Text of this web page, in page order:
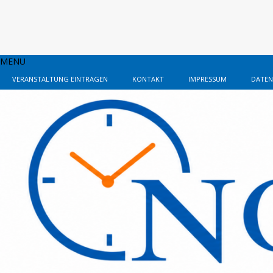
MENU
VERANSTALTUNG EINTRAGEN KONTAKT IMPRESSUM